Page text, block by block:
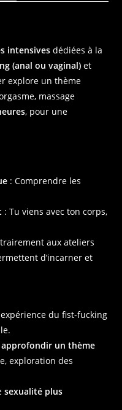
intensives dédiées à la
(anal ou vaginal) et
explore un thème
massage
, pour une
: Comprendre les
: Tu viens avec ton corps,
aux ateliers
d’incarner et
du fist-fucking
approfondir un thème
exploration des
sexualité plus